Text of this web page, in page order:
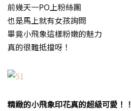
前幾天一PO上粉絲團
也是馬上就有女孩詢問
畢竟小飛象這樣粉嫩的魅力
真的很難抵擋呀！
精緻的小飛象印花真的超級可愛！！